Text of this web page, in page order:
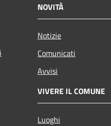
NOVITÀ
Notizie
Comunicati
Avvisi
VIVERE IL COMUNE
Luoghi